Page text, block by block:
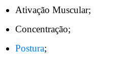
Ativação Muscular;
Concentração;
Postura;